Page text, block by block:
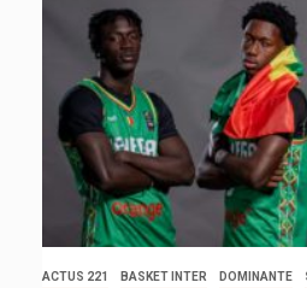
ACTUS 221 BASKET INTER DOMINANTE